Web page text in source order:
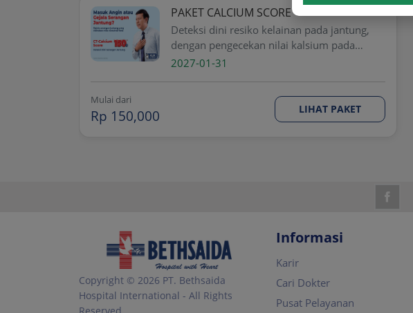
PAKET CALCIUM SCORE
Deteksi dini resiko kelainan pada jantung,
dengan pengecekan nilai kalsium pada
pembuluh darah
2027-01-31
Mulai dari
Rp 150,000 LIHAT PAKET
Copyright © 2026 PT. Bethsaida
Hospital International - All Rights
Informasi
Karir
Cari Dokter
Pusat Pelayanan